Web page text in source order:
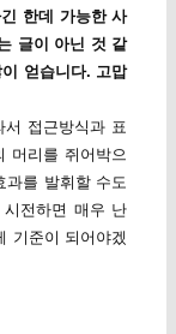
한데 가능한 사
글이 아닌 것 같
얻습니다. 고맙
접근방식과 표
머리를 쥐어박으
과를 발휘할 수도
전하면 매우 난
기준이 되어야겠